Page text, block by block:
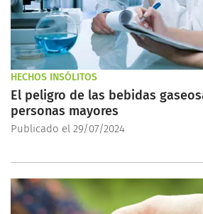
HECHOS INSÓLITOS
El peligro de las bebidas
personas mayores
Publicado el 29/07/2024